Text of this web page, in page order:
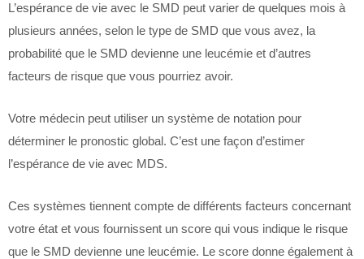
L’espérance de vie avec le SMD peut varier de quelques mois à
plusieurs années, selon le type de SMD que vous avez, la
probabilité que le SMD devienne une leucémie et d’autres
facteurs de risque que vous pourriez avoir.
Votre médecin peut utiliser un système de notation pour
déterminer le pronostic global. C’est une façon d’estimer
l’espérance de vie avec MDS.
Ces systèmes tiennent compte de différents facteurs concernant
votre état et vous fournissent un score qui vous indique le risque
que le SMD devienne une leucémie. Le score donne également à